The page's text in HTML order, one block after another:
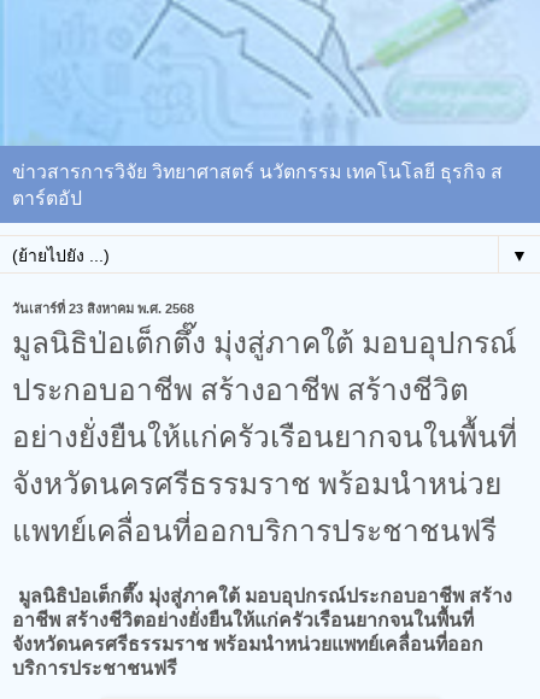
ข่าวสารการวิจัย วิทยาศาสตร์ นวัตกรรม เทคโนโลยี ธุรกิจ ส
ตาร์ตอัป
▼
วันเสาร์ที่ 23 สิงหาคม พ.ศ. 2568
มูลนิธิป่อเต็กตึ๊ง มุ่งสู่ภาคใต้ มอบอุปกรณ์
ประกอบอาชีพ สร้างอาชีพ สร้างชีวิต
อย่างยั่งยืนให้แก่ครัวเรือนยากจนในพื้นที่
จังหวัดนครศรีธรรมราช พร้อมนำหน่วย
แพทย์เคลื่อนที่ออกบริการประชาชนฟรี
มูลนิธิป่อเต็กตึ๊ง มุ่งสู่ภาคใต้ มอบอุปกรณ์ประกอบอาชีพ สร้าง
อาชีพ สร้างชีวิตอย่างยั่งยืนให้แก่ครัวเรือนยากจนในพื้นที่
จังหวัดนครศรีธรรมราช พร้อมนำหน่วยแพทย์เคลื่อนที่ออก
บริการประชาชนฟรี